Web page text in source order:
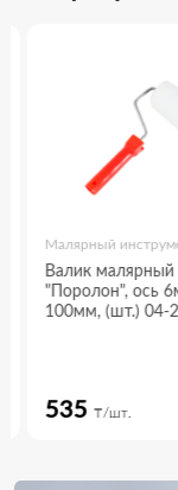
Малярный
Валик малярный с
"Поролон", ось
100мм, (шт.) 04-2-
535₸/шт.